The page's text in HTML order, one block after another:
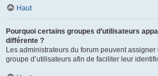
Haut
Pourquoi certains groupes d’utilisateurs
différente ?
Les administrateurs du forum peuvent
groupe d’utilisateurs afin de faciliter leur